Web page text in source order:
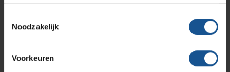
Noodzakelijk
Voorkeuren
148
Gerecycled materiaal
Onze merken